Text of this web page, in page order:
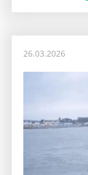
26.03.2026